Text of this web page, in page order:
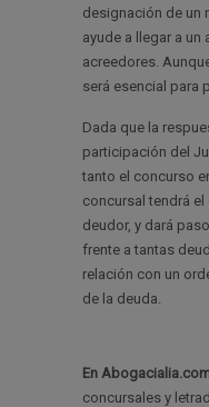
designación de un
ayude a llegar a
acreedores.
será esencial para
Dada que la
participación del
tanto el concurso
concursal tendrá
deudor, y dará
frente a tantas
relación con un
de la deuda.
En
concursales y